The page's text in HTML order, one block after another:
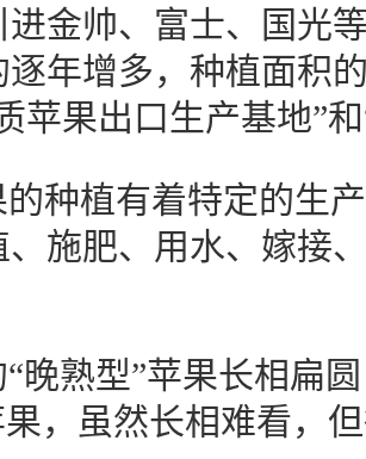
进金帅、富士、国光
逐年增多，种植面积
苹果出口生产基地”
种植有着特定的生
、施肥、用水、嫁接
晚熟型”苹果长相扁
果，虽然长相难看，